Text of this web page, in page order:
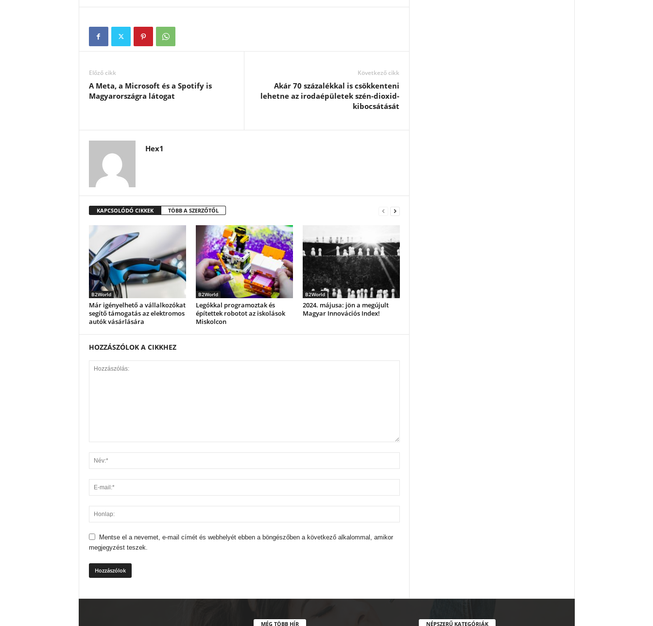
Előző cikk
A Meta, a Microsoft és a Spotify is
Magyarországra látogat
Következő cikk
Akár 70 százalékkal is csökkenteni
lehetne az irodaépületek szén-dioxid-
kibocsátását
Hex1
KAPCSOLÓDÓ CIKKEK TÖBB A SZERZŐTŐL
B2World
Már igényelhető a vállalkozókat
segítő támogatás az elektromos
autók vásárlására
B2World
Legókkal programoztak és
építettek robotot az iskolások
Miskolcon
B2World
2024. májusa: jön a megújult
Magyar Innovációs Index!
HOZZÁSZÓLOK A CIKKHEZ
Mentse el a nevemet, e-mail címét és webhelyét ebben a böngészőben a következő alkalommal, amikor
megjegyzést teszek.
MÉG TÖBB HÍR NÉPSZERŰ KATEGÓRIÁK